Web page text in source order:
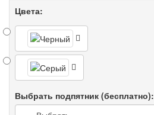
Цвета:
Выбрать подпятник (бесплатно):